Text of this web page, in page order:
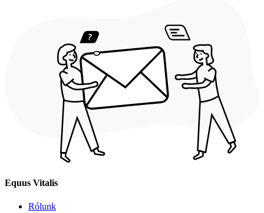
Equus Vitalis
Rólunk